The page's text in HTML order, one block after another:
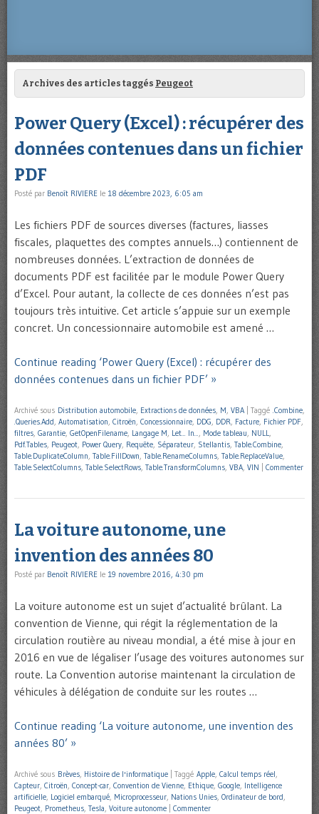
Archives des articles taggés Peugeot
Power Query (Excel) : récupérer des
données contenues dans un fichier
PDF
Posté par Benoît RIVIERE le 18 décembre 2023, 6:05 am
Les fichiers PDF de sources diverses (factures, liasses
fiscales, plaquettes des comptes annuels…) contiennent de
nombreuses données. L’extraction de données de
documents PDF est facilitée par le module Power Query
d’Excel. Pour autant, la collecte de ces données n’est pas
toujours très intuitive. Cet article s’appuie sur un exemple
concret. Un concessionnaire automobile est amené …
Continue reading ‘Power Query (Excel) : récupérer des
données contenues dans un fichier PDF’ »
Archivé sous Distribution automobile, Extractions de données, M, VBA Taggé .Combine,
.Queries.Add, Automatisation, Citroën, Concessionnaire, DDG, DDR, Facture, Fichier PDF,
filtres, Garantie, GetOpenFilename, Langage M, Let... In..., Mode tableau, NULL,
Pdf.Tables, Peugeot, Power Query, Requête, Séparateur, Stellantis, Table.Combine,
Table.DuplicateColumn, Table.FillDown, Table.RenameColumns, Table.ReplaceValue,
Table.SelectColumns, Table.SelectRows, Table.TransformColumns, VBA, VIN Commenter
La voiture autonome, une
invention des années 80
Posté par Benoît RIVIERE le 19 novembre 2016, 4:30 pm
La voiture autonome est un sujet d’actualité brûlant. La
convention de Vienne, qui régit la réglementation de la
circulation routière au niveau mondial, a été mise à jour en
2016 en vue de légaliser l’usage des voitures autonomes sur
route. La Convention autorise maintenant la circulation de
véhicules à délégation de conduite sur les routes …
Continue reading ‘La voiture autonome, une invention des
années 80’ »
Archivé sous Brèves, Histoire de l'informatique Taggé Apple, Calcul temps réel,
Capteur, Citroën, Concept-car, Convention de Vienne, Ethique, Google, Intelligence
artificielle, Logiciel embarqué, Microprocesseur, Nations Unies, Ordinateur de bord,
Peugeot, Prometheus, Tesla, Voiture autonome Commenter